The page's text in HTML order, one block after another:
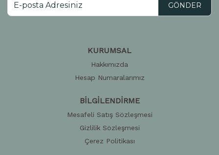
GÖNDER
KURUMSAL
Hakkımızda
Hesap Numaralarımız
BİLGİLENDİRME
Mesafeli Satış Sözleşmesi
Gizlilik Sözleşmesi
Çerez Politikası